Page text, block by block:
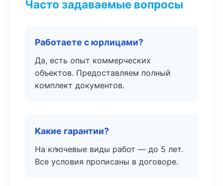
Часто задаваемые вопросы
Работаете с юрлицами?
Да, есть опыт коммерческих
объектов. Предоставляем полный
комплект документов.
Какие гарантии?
На ключевые виды работ — до 5 лет.
Все условия прописаны в договоре.